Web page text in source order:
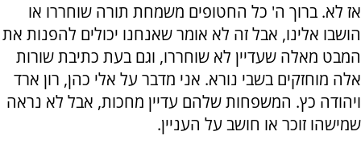
אז לא. ברוך ה' כל החטופים משמחת תורה שוחררו או
הושבו אלינו, אבל זה לא אומר שאנחנו יכולים להפנות את
המבט מאלה שעדיין לא שוחררו, וגם בעת כתיבת שורות
אלה מוחזקים בשבי נורא. אני מדבר על אלי כהן, רון ארד
ויהודה כץ. המשפחות שלהם עדיין מחכות, אבל לא נראה
שמישהו זוכר או חושב על העניין.